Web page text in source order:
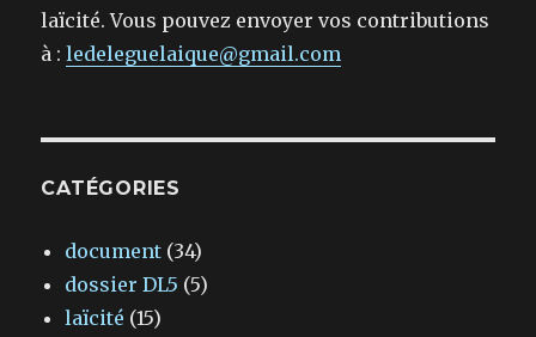
laïcité. Vous pouvez envoyer vos contributions
à :ledeleguelaique@gmail.com
CATÉGORIES
document (34)
dossier DL5 (5)
laïcité (15)